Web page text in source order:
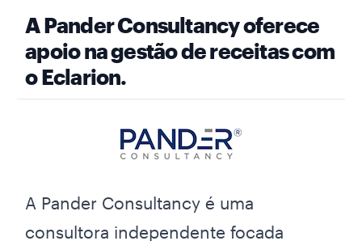
A Pander Consultancy oferece
apoio na gestão de receitas com
o Eclarion.
A Pander Consultancy é uma
consultora independente focada